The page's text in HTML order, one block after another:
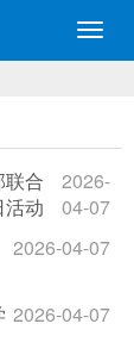
切
换
合
动
2026-
04-07
2026-04-07
2026-04-07